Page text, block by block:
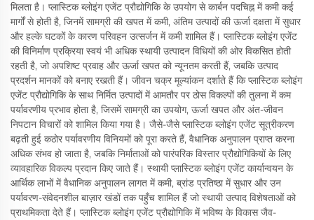
मिलता है। प्लास्टिक ब्लोइंग एजेंट प्रौद्योगिकि के उपयोग से कार्बन पदचिह्न में कमी कई
मार्गों से होती है, जिनमें सामग्री की खपत में कमी, अंतिम उत्पादों की ऊर्जा दक्षता में सुधार
और हल्के घटकों के कारण परिवहन उत्सर्जन में कमी शामिल हैं। प्लास्टिक ब्लोइंग एजेंट
की विनिर्माण प्रक्रिया स्वयं भी अधिक स्थायी उत्पादन विधियों की ओर विकसित होती
रहती है, जो अपशिष्ट प्रवाह और ऊर्जा खपत को न्यूनतम करती हैं, जबकि उत्पाद
प्रदर्शन मानकों को बनाए रखती हैं। जीवन चक्र मूल्यांकन दर्शाते हैं कि प्लास्टिक ब्लोइंग
एजेंट प्रौद्योगिकि के साथ निर्मित उत्पादों में आमतौर पर ठोस विकल्पों की तुलना में कम
पर्यावरणीय प्रभाव होता है, जिसमें सामग्री का उपयोग, ऊर्जा खपत और अंत-जीवन
निपटान विचारों को शामिल किया गया है। जैसे-जैसे प्लास्टिक ब्लोइंग एजेंट सूत्रीकरण
बढ़ती हुई कठोर पर्यावरणीय विनियमों को पूरा करते हैं, वैधानिक अनुपालन प्राप्त करना
अधिक संभव हो जाता है, जबकि निर्माताओं को पारंपरिक विस्तार प्रौद्योगिकियों के लिए
व्यावहारिक विकल्प प्रदान किए जाते हैं। स्थायी प्लास्टिक ब्लोइंग एजेंट कार्यान्वयन के
आर्थिक लाभों में वैधानिक अनुपालन लागत में कमी, ब्रांड प्रतिष्ठा में सुधार और उन
पर्यावरण-संवेदनशील बाज़ार खंडों तक पहुँच शामिल हैं जो स्थायी उत्पाद विशेषताओं को
प्राथमिकता देते हैं। प्लास्टिक ब्लोइंग एजेंट प्रौद्योगिकि में भविष्य के विकास जैव-